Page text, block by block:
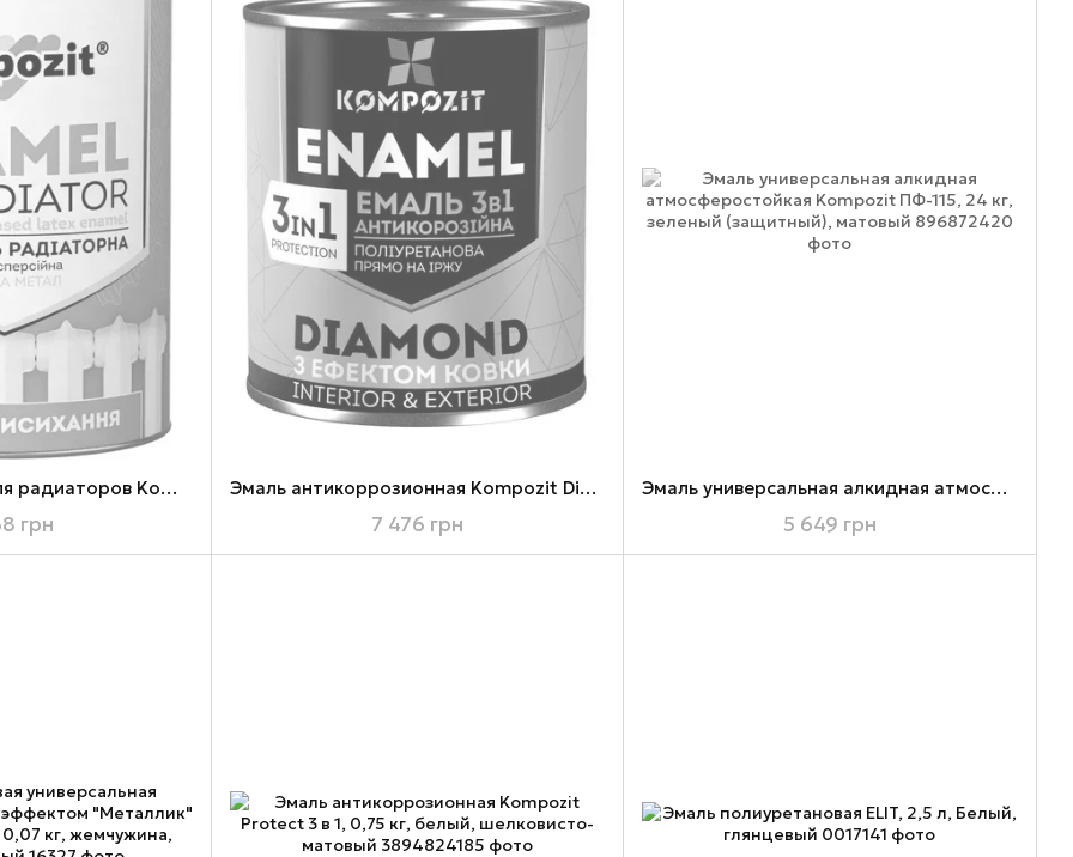
Эмаль акриловая для радиаторов Kompozit, 10 л, белый, матовый
грн
Эмаль антикоррозионная Kompozit Diamond 3 в 1, 9 л, графитовый, матовый
7 476 грн
Эмаль универсальная алкидная атмосферостойкая Kompozit ПФ-115, 24 кг, зеленый (защитный), матовый
5 649 грн